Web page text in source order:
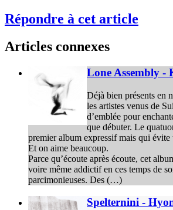
Répondre à cet article
Articles connexes
Lone Assembly -
Déjà bien présents en
les artistes venus de
d’emblée pour
que débuter. Le
premier album expressif mais qui
Et on aime beaucoup.
Parce qu’écoute après écoute, cet
voire même addictif en ces temps de
parcimonieuses. Des (…)
Spelternini -